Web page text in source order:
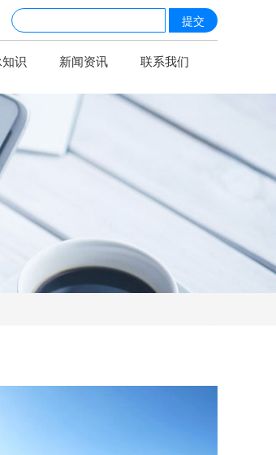
提交
识 新闻资讯 联系我们